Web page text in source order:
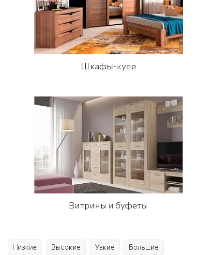
Шкафы-купе
Витрины и буфеты
Низкие Высокие Узкие Большие